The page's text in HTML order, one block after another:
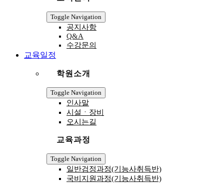
Toggle Navigation
공지사항
Q&A
수강문의
교육일정
학원소개
Toggle Navigation
인사말
시설ㆍ장비
오시는길
교육과정
Toggle Navigation
일반검정과정(기능사취득반)
국비지원과정(기능사취득반)